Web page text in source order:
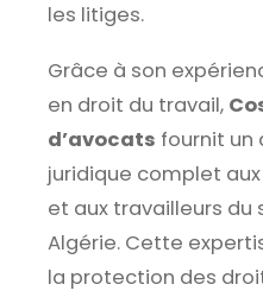
les litiges.
Grâce à son
en droit du travail,
d’avocats fournit
juridique complet
et aux travailleurs
Algérie. Cette
la protection des